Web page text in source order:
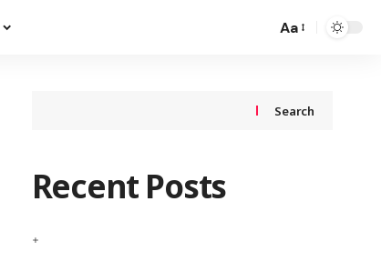
Aa
Search
Recent Posts